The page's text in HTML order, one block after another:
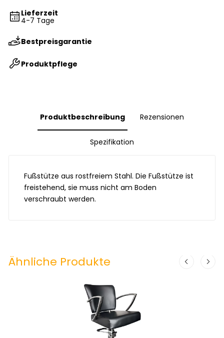
Lieferzeit
4-7 Tage
Bestpreisgarantie
Produktpflege
Produktbeschreibung Rezensionen
Spezifikation
Fußstütze aus rostfreiem Stahl. Die Fußstütze ist
freistehend, sie muss nicht am Boden
verschraubt werden.
Ähnliche Produkte